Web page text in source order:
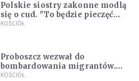
Polskie siostry zakonne modlą
się o cud. "To będzie pieczęć
Pana Boga dla naszej wiary"
KOŚCIÓŁ
Proboszcz wezwał do
bombardowania migrantów.
"Masowy ogień przeciwko
KOŚCIÓŁ